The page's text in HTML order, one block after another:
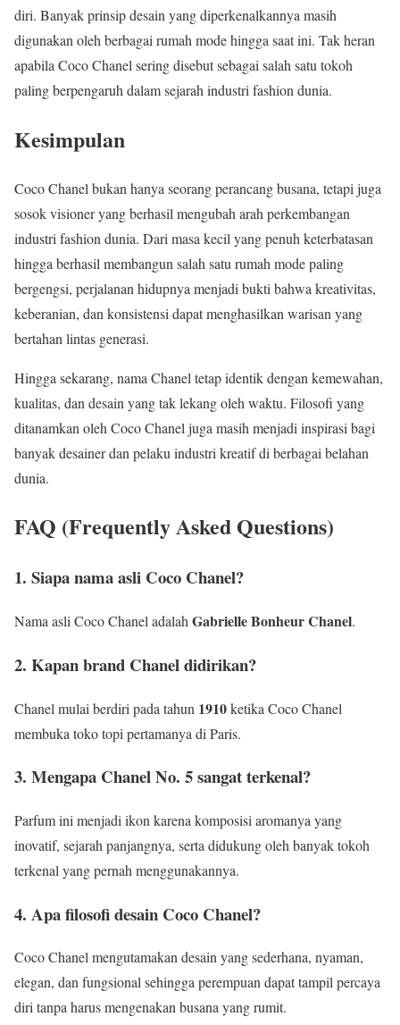
diri. Banyak prinsip desain yang diperkenalkannya masih
digunakan oleh berbagai rumah mode hingga saat ini. Tak heran
apabila Coco Chanel sering disebut sebagai salah satu tokoh
paling berpengaruh dalam sejarah industri fashion dunia.
Kesimpulan
Coco Chanel bukan hanya seorang perancang busana, tetapi juga
sosok visioner yang berhasil mengubah arah perkembangan
industri fashion dunia. Dari masa kecil yang penuh keterbatasan
hingga berhasil membangun salah satu rumah mode paling
bergengsi, perjalanan hidupnya menjadi bukti bahwa kreativitas,
keberanian, dan konsistensi dapat menghasilkan warisan yang
bertahan lintas generasi.
Hingga sekarang, nama Chanel tetap identik dengan kemewahan,
kualitas, dan desain yang tak lekang oleh waktu. Filosofi yang
ditanamkan oleh Coco Chanel juga masih menjadi inspirasi bagi
banyak desainer dan pelaku industri kreatif di berbagai belahan
dunia.
FAQ (Frequently Asked Questions)
1. Siapa nama asli Coco Chanel?
Nama asli Coco Chanel adalah Gabrielle Bonheur Chanel.
2. Kapan brand Chanel didirikan?
Chanel mulai berdiri pada tahun 1910ketika Coco Chanel
membuka toko topi pertamanya di Paris.
3. Mengapa Chanel No. 5 sangat terkenal?
Parfum ini menjadi ikon karena komposisi aromanya yang
inovatif, sejarah panjangnya, serta didukung oleh banyak tokoh
terkenal yang pernah menggunakannya.
4. Apa filosofi desain Coco Chanel?
Coco Chanel mengutamakan desain yang sederhana, nyaman,
elegan, dan fungsional sehingga perempuan dapat tampil percaya
diri tanpa harus mengenakan busana yang rumit.